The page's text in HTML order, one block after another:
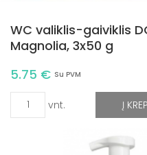
WC valiklis-gaiviklis
Magnolia, 3x50 g
5.75 € Su PVM
vnt. Į